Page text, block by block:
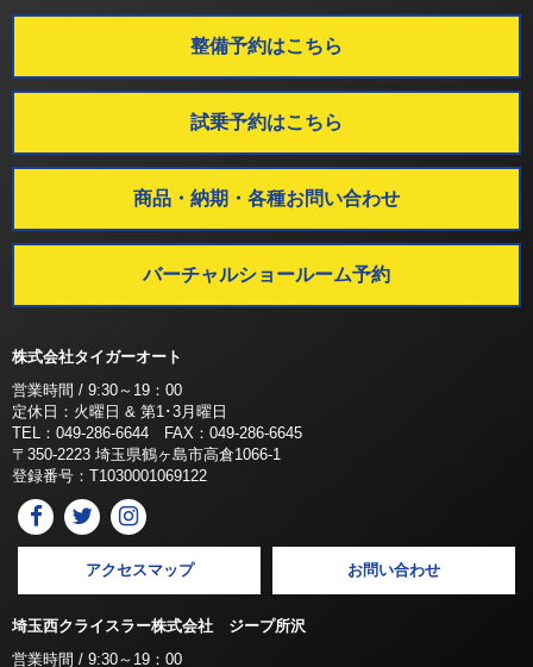
整備予約はこちら
試乗予約はこちら
商品・納期・各種お問い合わせ
バーチャルショールーム予約
株式会社タイガーオート
営業時間 / 9:30～19：00
定休日：火曜日 & 第1･3月曜日
TEL：049-286-6644 FAX：049-286-6645
〒350-2223 埼玉県鶴ヶ島市高倉1066-1
登録番号：T1030001069122
アクセスマップ お問い合わせ
埼玉西クライスラー株式会社 ジープ所沢
営業時間 / 9:30～19：00